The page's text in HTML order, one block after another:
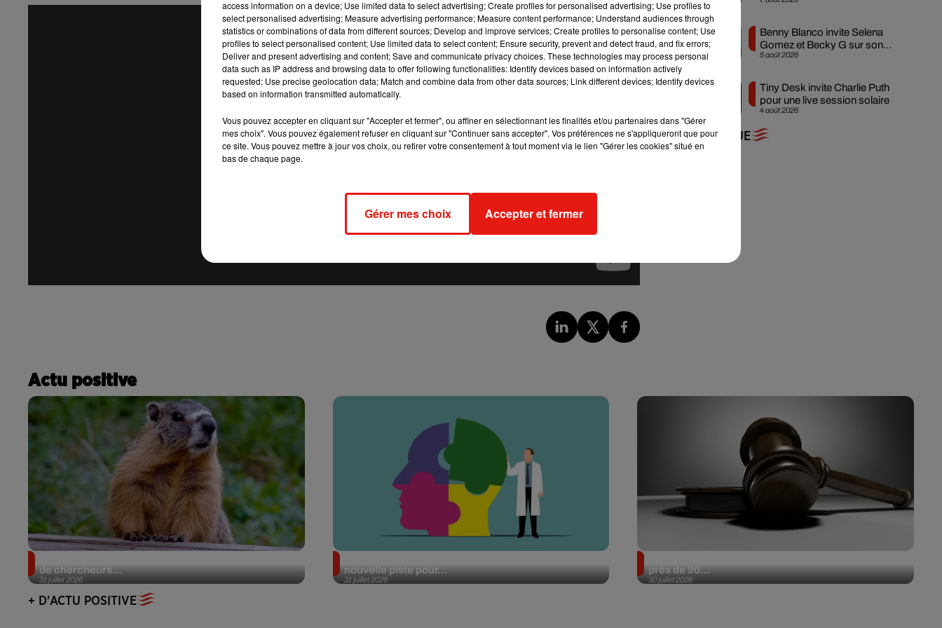
5 août 2026
Benny Blanco invite Selena
Gomez et Becky G sur son
nouveau single
4 août 2026
Tiny Desk invite Charlie Puth
pour une live session solaire
+ DE MUSIQUE
Actu positive
31 juillet 2026
de chercheurs...
31 juillet 2026
nouvelle piste pour...
30 juillet 2026
près de 90...
+ D'ACTU POSITIVE
access information on a device; Use limited data to select advertising; Create profiles for personalised advertising; Use profiles to
select personalised advertising; Measure advertising performance; Measure content performance; Understand audiences through
statistics or combinations of data from different sources; Develop and improve services; Create profiles to personalise content; Use
profiles to select personalised content; Use limited data to select content; Ensure security, prevent and detect fraud, and fix errors;
Deliver and present advertising and content; Save and communicate privacy choices. These technologies may process personal
data such as IP address and browsing data to offer following functionalities: Identify devices based on information actively
requested; Use precise geolocation data; Match and combine data from other data sources; Link different devices; Identify devices
based on information transmitted automatically.
Vous pouvez accepter en cliquant sur "Accepter et fermer", ou affiner en sélectionnant les finalités et/ou partenaires dans "Gérer
mes choix". Vous pouvez également refuser en cliquant sur "Continuer sans accepter". Vos préférences ne s'appliqueront que pour
ce site. Vous pouvez mettre à jour vos choix, ou retirer votre consentement à tout moment via le lien "Gérer les cookies" situé en
bas de chaque page.
Gérer mes choix Accepter et fermer